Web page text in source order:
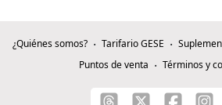
¿Quiénes somos? Tarifario GESE
Puntos de venta
Términos y